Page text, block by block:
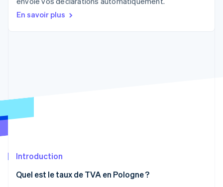
Découvrez les prochaines évolutions
Prévention de la fraude
Stripe Sessions 2026
Découvrez comment Stripe construit l’infrastructure
Regarder la vidéo
Commerce en ligne
En savoir plus
Introduction
Quel est le taux de TVA en Pologne ?